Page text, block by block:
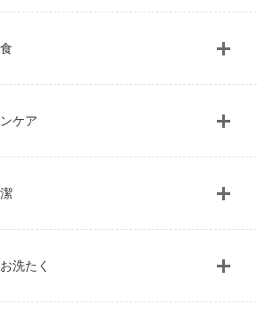
ケア
洗たく